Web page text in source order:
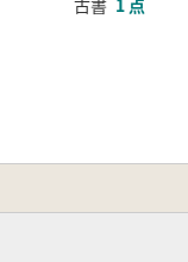
古書 1 点